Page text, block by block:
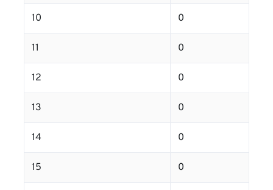
10 0
11 0
12 0
13 0
14 0
15 0